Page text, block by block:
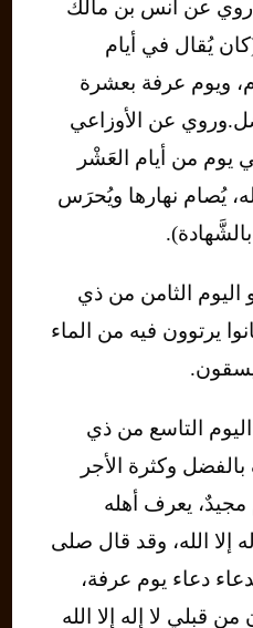
روي عن أنس بن مالك
يُقال في أيام
ويوم عرفة بعشرة
عن الأوزاعي
يوم من أيام العَشْر
يُصام نهارها ويُحرَس
اليوم الثامن من ذي
يرتوون فيه من الماء
اليوم التاسع من ذي
وكثرة الأجر
يعرف أهله
إلا الله، وقد قال صلى
دعاء يوم عرفة،
قبلي لا إله إلا الله